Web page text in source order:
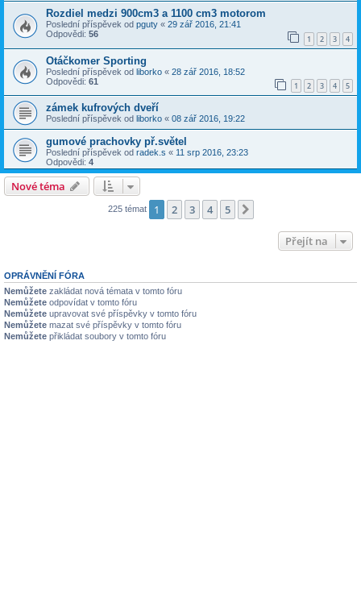
Rozdiel medzi 900cm3 a 1100 cm3 motorom
Poslední příspěvek od pguty « 29 zář 2016, 21:41
Odpovědi: 56 1 2 3 4
Otáčkomer Sporting
Poslední příspěvek od liborko « 28 zář 2016, 18:52
Odpovědi: 61 1 2 3 4 5
zámek kufrových dveří
Poslední příspěvek od liborko « 08 zář 2016, 19:22
gumové prachovky př.světel
Poslední příspěvek od radek.s « 11 srp 2016, 23:23
Odpovědi: 4
Nové téma
225 témat 1 2 3 4 5
Přejít na
OPRÁVNĚNÍ FÓRA
Nemůžete zakládat nová témata v tomto fóru
Nemůžete odpovídat v tomto fóru
Nemůžete upravovat své příspěvky v tomto fóru
Nemůžete mazat své příspěvky v tomto fóru
Nemůžete přikládat soubory v tomto fóru